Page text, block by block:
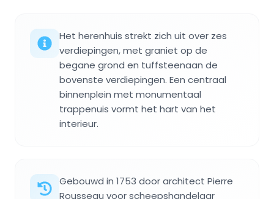
Het herenhuis strekt zich uit over zes
verdiepingen, met graniet op de
begane grond en tuffsteenaan de
bovenste verdiepingen. Een centraal
binnenplein met monumentaal
trappenuis vormt het hart van het
interieur.
Gebouwd in 1753 door architect Pierre
Rousseau voor scheepshandelaar